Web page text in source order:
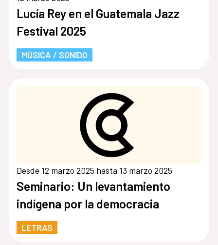
Lucía Rey en el Guatemala Jazz
Festival 2025
MÚSICA / SONIDO
Desde 12 marzo 2025 hasta 13 marzo 2025
Seminario: Un levantamiento
indígena por la democracia
LETRAS